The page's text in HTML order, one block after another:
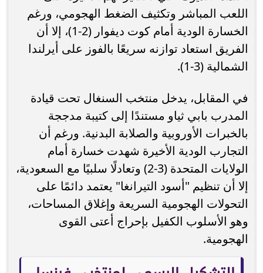
اللعب المباشر وتكثيف الضغط الهجومي، ورغم
الخسارة الودية أمام كوت ديفوار (2-1)، إلا أن
الفريق استعاد توازنه سريعًا بالفوز على أيرلندا
الشمالية (3-1).
في المقابل، يدخل منتخب السنغال تحت قيادة
المدرب بابي ثياو مستندًا إلى كتيبة مدججة
بالخبرات الأوروبية والصلابة البدنية. ورغم أن
التجارب الودية الأخيرة شهدت خسارة أمام
الولايات المتحدة (3-2) وتعادلًا سلبيًا مع السعودية،
إلا أن تنظيم "أسود التيرانغا" يعتمد دائمًا على
التحولات الهجومية السريعة وإغلاق المساحات،
وهو الأسلوب الكفيل بإحراج أعتى القوى
الهجومية.